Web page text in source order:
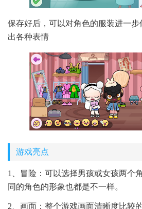
保存好后，可以对角色的服装进一
出各种表情
游戏亮点
1、冒险：可以选择男孩或女孩两个
同的角色的形象也都是不一样。
2、画面：整个游戏画面清晰度比较